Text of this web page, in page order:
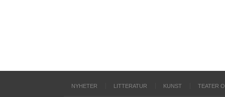
NYHETER LITTERATUR KUNST TEATER